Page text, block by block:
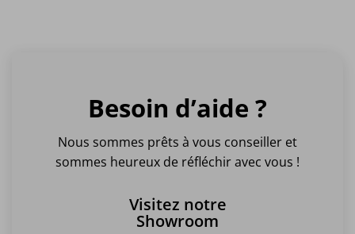
Besoin d’aide ?
Nous sommes prêts à vous conseiller et
sommes heureux de réfléchir avec vous !
Visitez notre
Showroom